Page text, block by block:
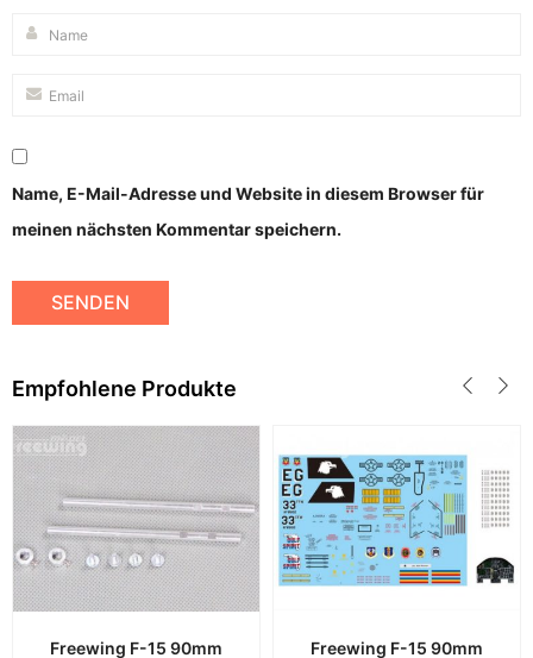
Name, E-Mail-Adresse und Website in diesem Browser für
meinen nächsten Kommentar speichern.
Empfohlene Produkte
Freewing F-15 90mm Freewing F-15 90mm